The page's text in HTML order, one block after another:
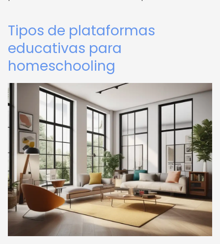
Tipos de plataformas
educativas para
homeschooling